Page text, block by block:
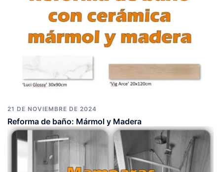
21 DE NOVIEMBRE DE 2024
Reforma de baño: Mármol y Madera